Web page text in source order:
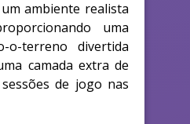
ambiente realista
uma
o-terreno divertida
camada extra de
de jogo nas